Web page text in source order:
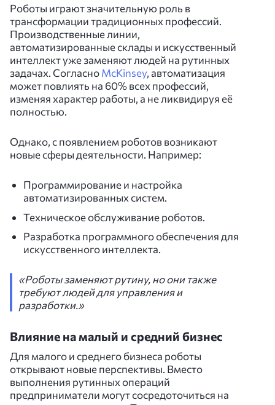
Роботы играют значительную роль в
трансформации традиционных профессий.
Производственные линии,
автоматизированные склады и искусственный
интеллект уже заменяют людей на рутинных
задачах. СогласноMcKinsey, автоматизация
может повлиять на 60% всех профессий,
изменяя характер работы, а не ликвидируя её
полностью.
Однако, с появлением роботов возникают
новые сферы деятельности. Например:
Программирование и настройка
автоматизированных систем.
Техническое обслуживание роботов.
Разработка программного обеспечения для
искусственного интеллекта.
«Роботы заменяют рутину, но они также
требуют людей для управления и
разработки.»
Влияние на малый и средний бизнес
Для малого и среднего бизнеса роботы
открывают новые перспективы. Вместо
выполнения рутинных операций
предприниматели могут сосредоточиться на